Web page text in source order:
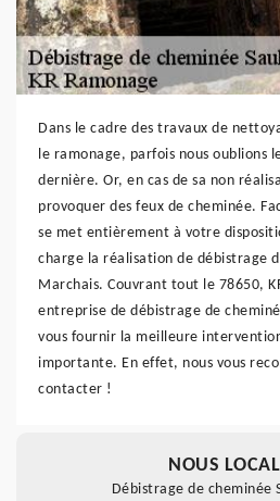
Dans le cadre des travaux de
le ramonage, parfois nous oublions
dernière. Or, en cas de sa non
provoquer des feux de cheminée.
se met entièrement à votre
charge la réalisation de débistrage
Marchais. Couvrant tout le 78650,
entreprise de débistrage de
vous fournir la meilleure
importante. En effet, nous vous
contacter !
NOUS
Débistrage de cheminée